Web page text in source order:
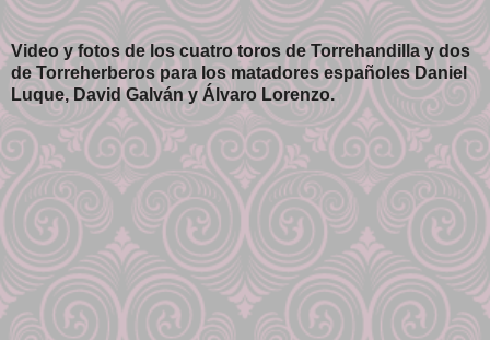
Video y fotos de los cuatro toros de Torrehandilla y dos
de Torreherberos para los matadores españoles Daniel
Luque, David Galván y Álvaro Lorenzo.